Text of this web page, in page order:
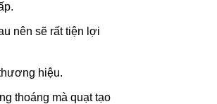
nên sẽ rất tiện lợi
hiệu.
thoáng mà quạt tạo